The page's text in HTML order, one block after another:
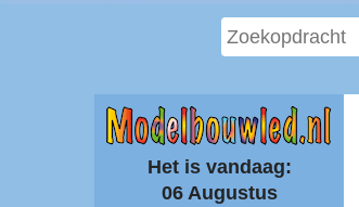
Het is vandaag:
06 Augustus